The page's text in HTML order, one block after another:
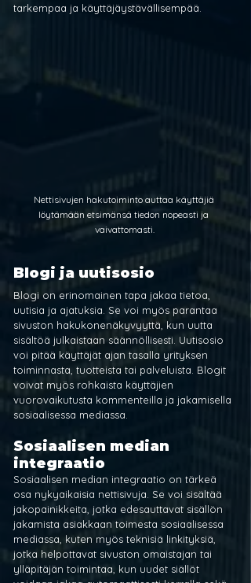
tarkempaa ja käyttäjäystävällisempää.
Nettisivujen hakutoiminto auttaa käyttäjiä
löytämään etsimänsä tiedon nopeasti ja
vaivattomasti.
Blogi ja uutisosio
Blogi on erinomainen tapa jakaa tietoa,
uutisia ja ajatuksia. Se voi myös parantaa
sivuston hakukonenäkyvyyttä, kun uutta
sisältöä julkaistaan säännöllisesti. Uutisosio
voi pitää käyttäjät ajan tasalla yrityksen
toiminnasta, tuotteista tai palveluista. Blogit
voivat myös rohkaista käyttäjien
vuorovaikutusta kommenteilla ja jakamisella
sosiaalisessa mediassa.
Sosiaalisen median
integraatio
Sosiaalisen median integraatio on tärkeä
osa nykyaikaisia nettisivuja. Se voi sisältää
jakopainikkeita, jotka edesauttavat sisällön
jakamista asiakkaan toimesta sosiaalisessa
mediassa, kuten myös teknisiä linkityksiä,
jotka helpottavat sivuston omaistajan tai
ylläpitäjän toimintaa, kun uudet siällöt